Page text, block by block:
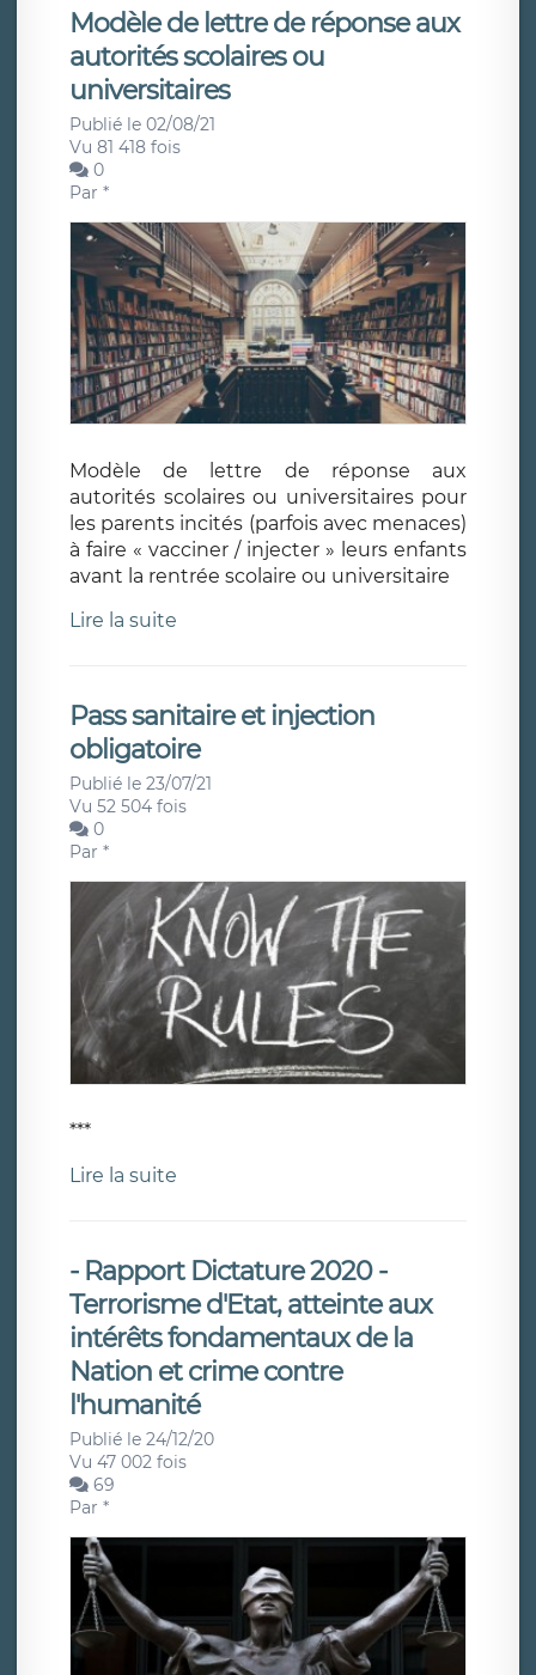
Modèle de lettre de réponse aux
autorités scolaires ou
universitaires
Publié le 02/08/21
Vu 81 418 fois
0
Par *
Modèle de lettre de réponse aux
autorités scolaires ou universitaires pour
les parents incités (parfois avec menaces)
à faire « vacciner / injecter » leurs enfants
avant la rentrée scolaire ou universitaire
Lire la suite
Pass sanitaire et injection
obligatoire
Publié le 23/07/21
Vu 52 504 fois
0
Par *
***
Lire la suite
- Rapport Dictature 2020 -
Terrorisme d'Etat, atteinte aux
intérêts fondamentaux de la
Nation et crime contre
l'humanité
Publié le 24/12/20
Vu 47 002 fois
69
Par *